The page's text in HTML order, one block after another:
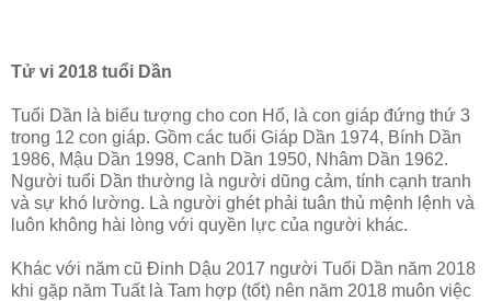
Tử vi 2018 tuổi Dần
Tuổi Dần là biểu tượng cho con Hổ, là con giáp đứng thứ 3
trong 12 con giáp. Gồm các tuổi Giáp Dần 1974, Bính Dần
1986, Mậu Dần 1998, Canh Dần 1950, Nhâm Dần 1962.
Người tuổi Dần thường là người dũng cảm, tính cạnh tranh
và sự khó lường. Là người ghét phải tuân thủ mệnh lệnh và
luôn không hài lòng với quyền lực của người khác.
Khác với năm cũ Đinh Dậu 2017 người Tuổi Dần năm 2018
khi gặp năm Tuất là Tam hợp (tốt) nên năm 2018 muôn việc